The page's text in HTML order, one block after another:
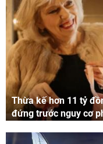
Thừa kế hơn 11 tỷ
đứng trước nguy cơ